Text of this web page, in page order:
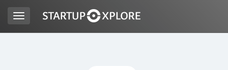
Toggle
navigation